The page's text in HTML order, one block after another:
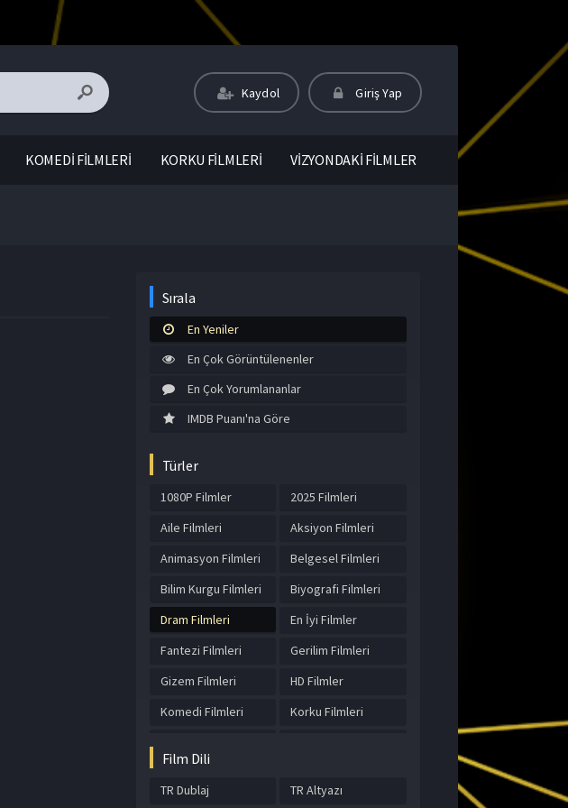
Kaydol Giriş Yap
KOMEDİ FİLMLERİ KORKU FİLMLERİ VİZYONDAKİ FİLMLER
Sırala
En Yeniler
En Çok Görüntülenenler
En Çok Yorumlananlar
IMDB Puanı'na Göre
Türler
1080P Filmler
2025 Filmleri
Aile Filmleri
Aksiyon Filmleri
Animasyon Filmleri
Belgesel Filmleri
Bilim Kurgu Filmleri
Biyografi Filmleri
Dram Filmleri
En İyi Filmler
Fantezi Filmleri
Gerilim Filmleri
Gizem Filmleri
HD Filmler
Komedi Filmleri
Korku Filmleri
Film Dili
TR Dublaj TR Altyazı